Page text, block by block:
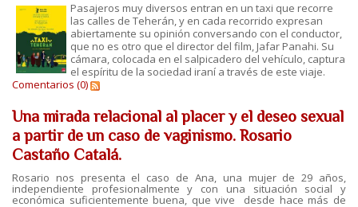
Pasajeros muy diversos entran en un taxi que recorre
las calles de Teherán, y en cada recorrido expresan
abiertamente su opinión conversando con el conductor,
que no es otro que el director del film, Jafar Panahi. Su
cámara, colocada en el salpicadero del vehículo, captura
el espíritu de la sociedad iraní a través de este viaje.
Comentarios (0)
Una mirada relacional al placer y el deseo sexual
a partir de un caso de vaginismo. Rosario
Castaño Catalá.
Rosario nos presenta el caso de Ana, una mujer de 29 años,
independiente profesionalmente y con una situación social y
económica suficientemente buena, que vive desde hace más de